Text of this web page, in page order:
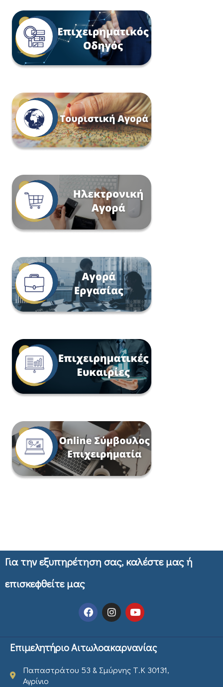
Για την εξυπηρέτηση σας, καλέστε μας ή
επισκεφθείτε μας
Επιμελητήριο Αιτωλοακαρνανίας
Παπαστράτου 53 & Σμύρνης Τ.Κ 30131,
Αγρίνιο